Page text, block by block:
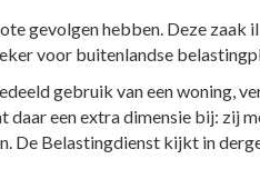
gevolgen hebben. Deze
voor buitenlandse
gebruik van een woning,
een extra dimensie bij: zij
De Belastingdienst kijkt in